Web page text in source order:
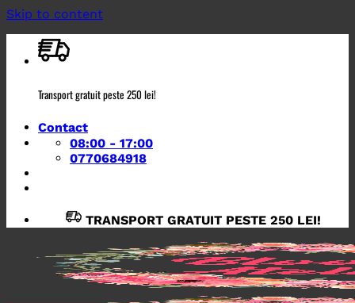
Skip to content
Transport gratuit peste 250 lei!
Contact
08:00 - 17:00
0770684918
TRANSPORT GRATUIT PESTE 250 LEI!